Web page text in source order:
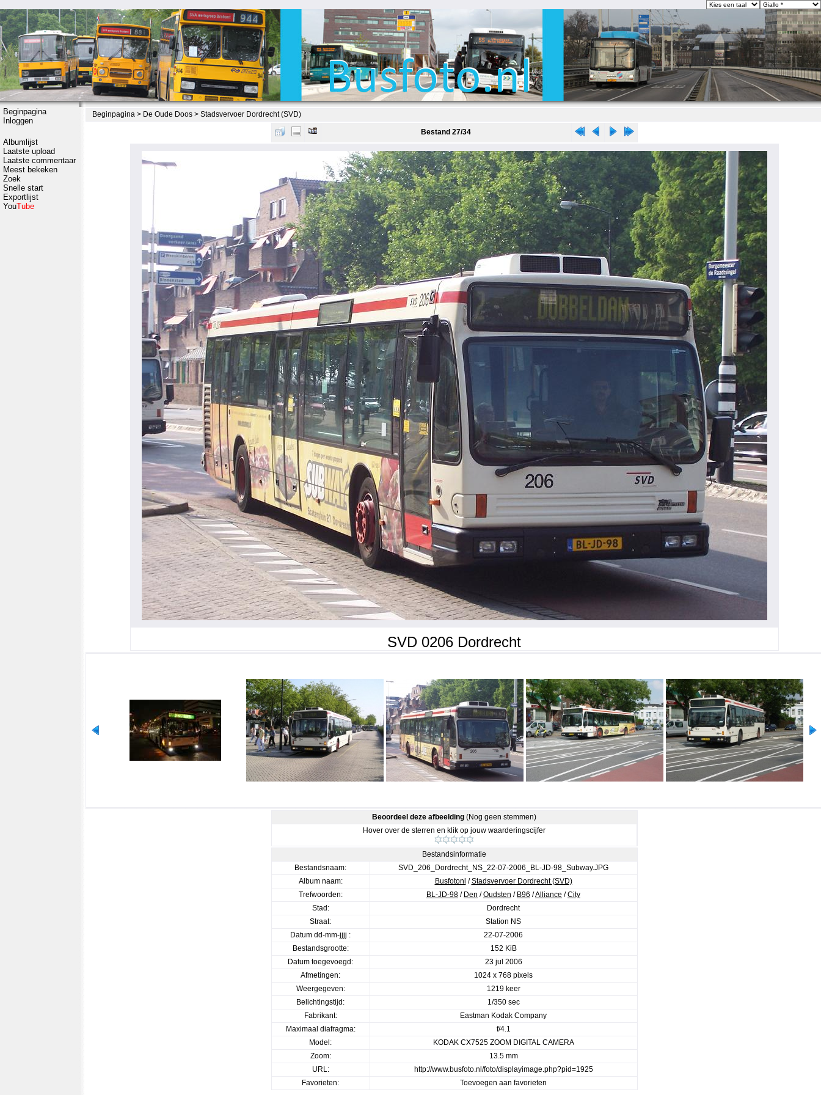
Beginpagina
Inloggen
Albumlijst
Laatste upload
Laatste commentaar
Meest bekeken
Zoek
Snelle start
Exportlijst
YouTube
Beginpagina > De Oude Doos > Stadsvervoer Dordrecht (SVD)
Bestand 27/34
SVD 0206 Dordrecht
Beoordeel deze afbeelding (Nog geen stemmen)
Hover over de sterren en klik op jouw waarderingscijfer
Bestandsinformatie
Bestandsnaam:
SVD_206_Dordrecht_NS_22-07-2006_BL-JD-98_Subway.JPG
Album naam:
Busfotonl /Stadsvervoer Dordrecht (SVD)
Trefwoorden:
BL-JD-98 / Den /Oudsten / B96 /Alliance /City
Stad:
Dordrecht
Straat:
Station NS
Datum dd-mm-jjjj :
22-07-2006
Bestandsgrootte:
152 KiB
Datum toegevoegd:
23 jul 2006
Afmetingen:
1024 x 768 pixels
Weergegeven:
1219 keer
Belichtingstijd:
1/350 sec
Fabrikant:
Eastman Kodak Company
Maximaal diafragma:
f/4.1
Model:
KODAK CX7525 ZOOM DIGITAL CAMERA
Zoom:
13.5 mm
URL:
http://www.busfoto.nl/foto/displayimage.php?pid=1925
Favorieten:
Toevoegen aan favorieten